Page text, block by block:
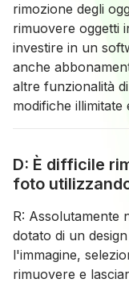
rimozione degli
rimuovere oggetti
investire in un
anche
altre funzionalità
modifiche illimitate
D: È difficile
foto
R: Assolutamente
dotato di un
l'immagine,
rimuovere e